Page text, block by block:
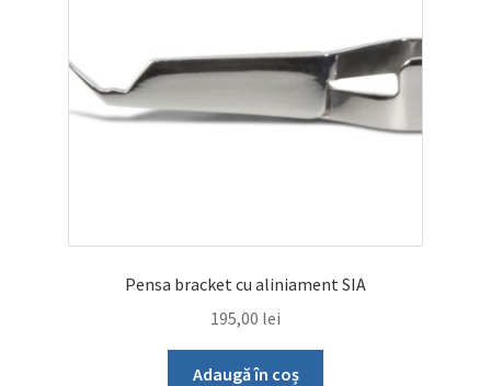
în
pagina
produsului.
Pensa bracket cu aliniament SIA
195,00 lei
Adaugă în coș